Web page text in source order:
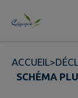
Contenu
ACCUEIL>
SCHÉMA